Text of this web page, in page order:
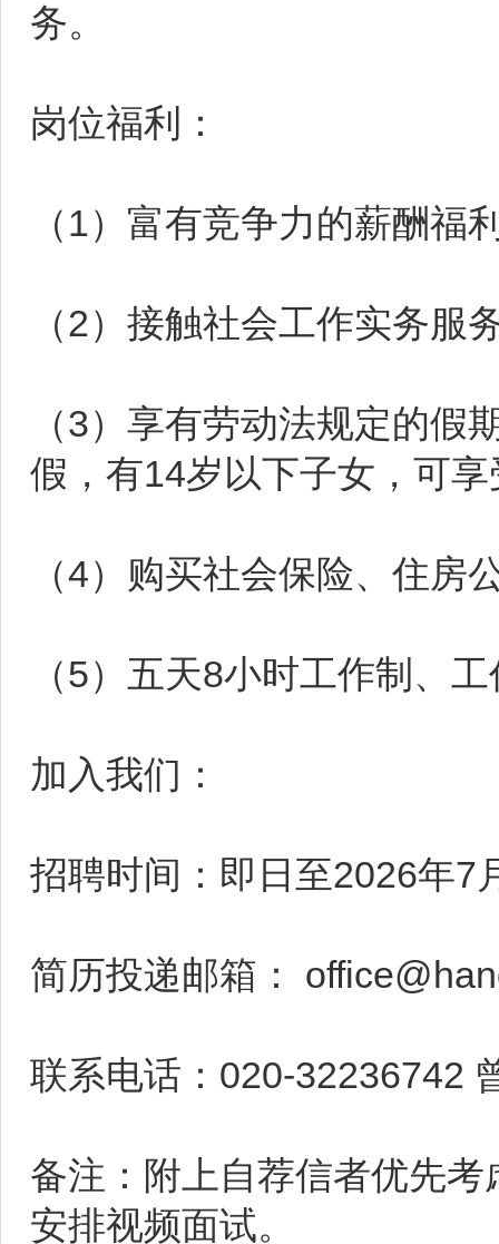
务。
岗位福利：
（1）富有竞争力的薪酬福
（2）接触社会工作实务服
（3）享有劳动法规定的假
假，有14岁以下子女，可
（4）购买社会保险、住房
（5）五天8小时工作制、
加入我们：
招聘时间：即日至2026年7
简历投递邮箱：
联系电话：020-32236742
备注：附上自荐信者优先
安排视频面试。